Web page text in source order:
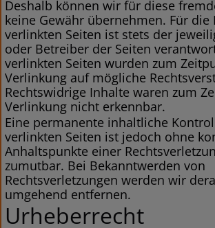
Deshalb können wir für diese
keine Gewähr übernehmen. Für die
verlinkten Seiten ist stets der
oder Betreiber der Seiten
verlinkten Seiten wurden zum
Verlinkung auf mögliche
Rechtswidrige Inhalte waren zum
Verlinkung nicht erkennbar.
Eine permanente inhaltliche
verlinkten Seiten ist jedoch ohne
Anhaltspunkte einer
zumutbar. Bei Bekanntwerden von
Rechtsverletzungen werden wir
umgehend entfernen.
Urheberrecht